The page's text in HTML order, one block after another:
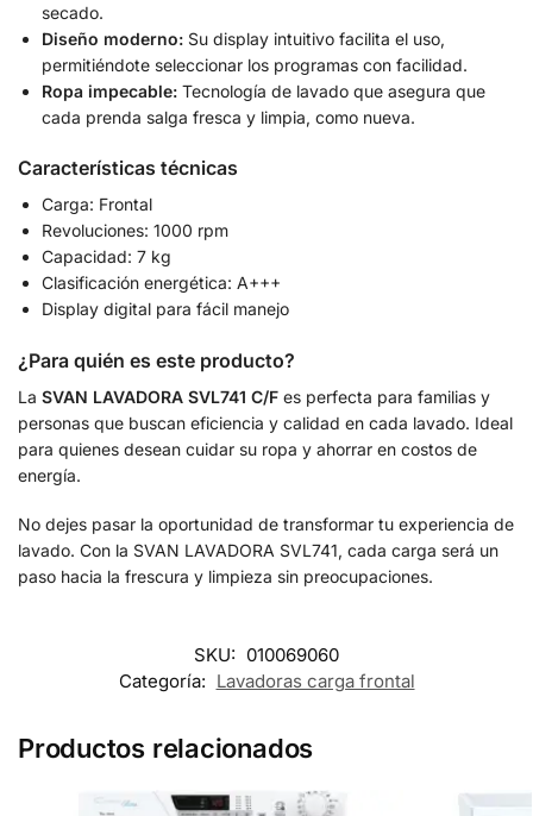
secado.
Diseño moderno: Su display intuitivo facilita el uso,
permitiéndote seleccionar los programas con facilidad.
Ropa impecable: Tecnología de lavado que asegura que
cada prenda salga fresca y limpia, como nueva.
Características técnicas
Carga: Frontal
Revoluciones: 1000 rpm
Capacidad: 7 kg
Clasificación energética: A+++
Display digital para fácil manejo
¿Para quién es este producto?
La SVAN LAVADORA SVL741 C/F es perfecta para familias y
personas que buscan eficiencia y calidad en cada lavado. Ideal
para quienes desean cuidar su ropa y ahorrar en costos de
energía.
No dejes pasar la oportunidad de transformar tu experiencia de
lavado. Con la SVAN LAVADORA SVL741, cada carga será un
paso hacia la frescura y limpieza sin preocupaciones.
SKU: 010069060
Categoría: Lavadoras carga frontal
Productos relacionados